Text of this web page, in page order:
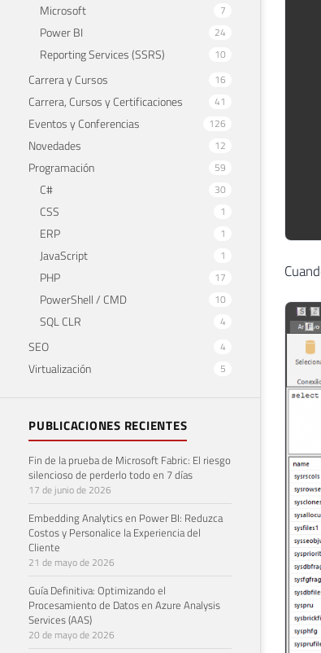
Microsoft 7
Power BI 24
Reporting Services (SSRS) 10
Carrera y Cursos 16
Carrera, Cursos y Certificaciones 41
Eventos y Conferencias 126
Novedades 12
Programación 59
C# 30
CSS 1
ERP 1
JavaScript 1
PHP 17
PowerShell / CMD 10
SQL CLR 4
SEO 4
Virtualización 5
PUBLICACIONES RECIENTES
Fin de la prueba de Microsoft Fabric: El riesgo
silencioso de perderlo todo en 7 días
17 de junio de 2026
Embedding Analytics en Power BI: Reduzca
Costos y Personalice la Experiencia del
Cliente
21 de mayo de 2026
Guía Definitiva: Optimizando el
Procesamiento de Datos en Azure Analysis
Services (AAS)
20 de mayo de 2026